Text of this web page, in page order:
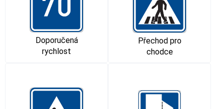
Doporučená
rychlost
Přechod pro
chodce